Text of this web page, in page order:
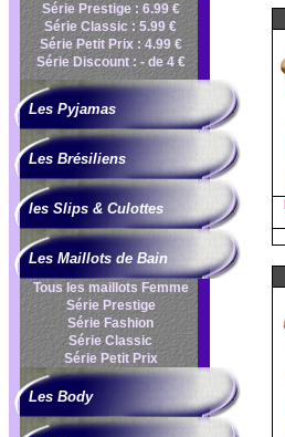
Série Prestige : 6.99 €
Série Classic : 5.99 €
Série Petit Prix : 4.99 €
Série Discount : - de 4 €
Les Pyjamas
Les Brésiliens
les Slips & Culottes
Les Maillots de Bain
Tous les maillots Femme
Série Prestige
Série Fashion
Série Classic
Série Petit Prix
Les Body